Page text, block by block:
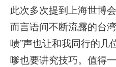
此次多次提到上海世博
而言语间不断流露的台
啧”声也让和我同行的几
嗲也要讲究技巧。值得